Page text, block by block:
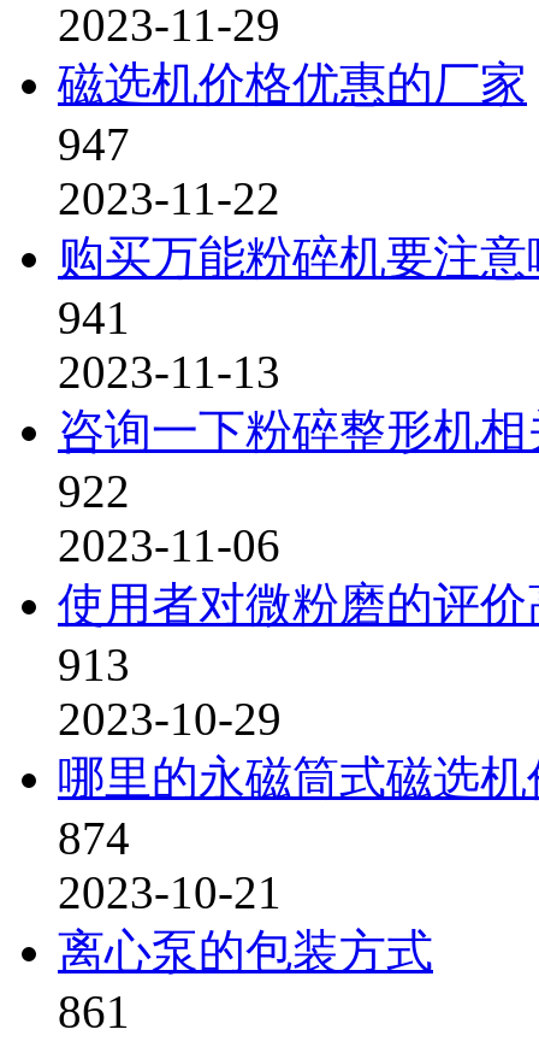
2023-11-29
磁选机价格优惠的厂家
947
2023-11-22
购买万能粉碎机要注
941
2023-11-13
咨询一下粉碎整形机
922
2023-11-06
使用者对微粉磨的评价
913
2023-10-29
哪里的永磁筒式磁选
874
2023-10-21
离心泵的包装方式
861